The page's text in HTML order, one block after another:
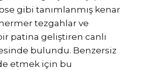
gibi tanımlanmış kenar
tezgahlar ve
patina geliştiren canlı
bulundu. Benzersiz
etmek için bu